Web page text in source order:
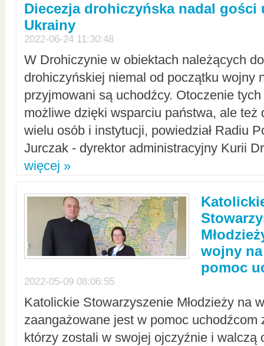
Diecezja drohiczyńska nadal gości
Ukrainy
2022-06-24 11:30:48
W Drohiczynie w obiektach należących
drohiczyńskiej niemal od początku wojny
przyjmowani są uchodźcy. Otoczenie
możliwe dzięki wsparciu państwa, ale też
wielu osób i instytucji, powiedział Radiu
Jurczak - dyrektor administracyjny Kurii
więcej »
wojny
pomoc
2022-05-09 08:06:55
Katolickie Stowarzyszenie Młodzieży na
zaangażowane jest w pomoc uchodźcom
którzy zostali w swojej ojczyźnie i walczą